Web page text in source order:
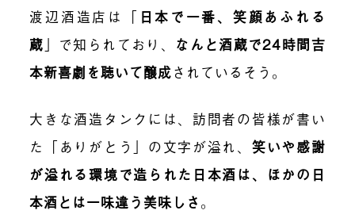
渡辺酒造店は「 日本で一番、笑顔あふれる
蔵 」で知られており、 なんと酒蔵で24時間吉
本新喜劇を聴いて醸成されているそう。
大きな酒造タンクには、訪問者の皆様が書い
た「ありがとう」の文字が溢れ、 笑いや感謝
が溢れる環境で造られた日本酒は、ほかの日
本酒とは一味違う美味しさ 。